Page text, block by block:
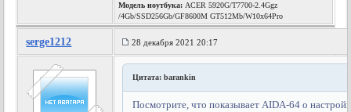
Модель ноутбука: ACER 5920G/T7700-2.4Ggz
/4Gb/SSD256Gb/GF8600M GT512Mb/W10x64Pro
serge1212 28 декабря 2021 20:17
Цитата: barankin
Посмотрите, что показывает AIDA-64 о